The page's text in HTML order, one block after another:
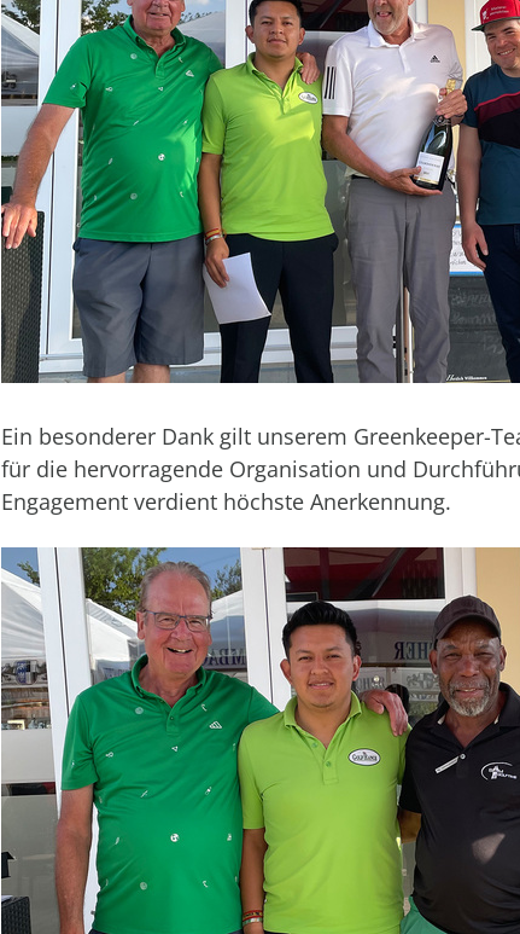
Ein besonderer Dank gilt unserem Greenkeeper-
für die hervorragende Organisation und
Engagement verdient höchste Anerkennung.